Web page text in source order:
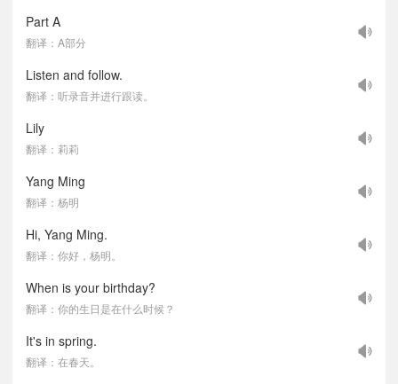
Part A
翻译：A部分
Listen and follow.
翻译：听录音并进行跟读。
Lily
翻译：莉莉
Yang Ming
翻译：杨明
Hi, Yang Ming.
翻译：你好，杨明。
When is your birthday?
翻译：你的生日是在什么时候？
It's in spring.
翻译：在春天。